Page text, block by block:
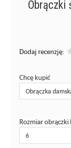
Obrączki
Dodaj recenzję:
Chcę kupić
Obrączka
Rozmiar obrączki
6